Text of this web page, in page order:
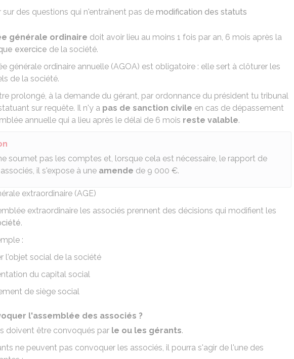
sur des questions qui n'entraînent pas de modification des statuts
générale ordinaire doit avoir lieu au moins 1 fois par an, 6 mois après la
exercice de la société.
générale ordinaire annuelle (AGOA) est obligatoire : elle sert à clôturer les
de la société.
prolongé, à la demande du gérant, par ordonnance du président tu tribunal
sur requête. Il n'y a pas de sanction civile en cas de dépassement
annuelle qui a lieu après le délai de 6 mois reste valable.
soumet pas les comptes et, lorsque cela est nécessaire, le rapport de
il s'expose à une amende de 9 000 €.
extraordinaire (AGE)
extraordinaire les associés prennent des décisions qui modifient les
.
:
l'objet social de la société
du capital social
de siège social
l'assemblée des associés ?
doivent être convoqués par le ou les gérants.
ne peuvent pas convoquer les associés, il pourra s'agir de l'une des